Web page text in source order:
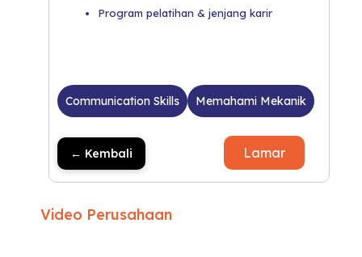
Program pelatihan & jenjang karir
Communication Skills Memahami Mekanik
← Kembali Lamar
Video Perusahaan